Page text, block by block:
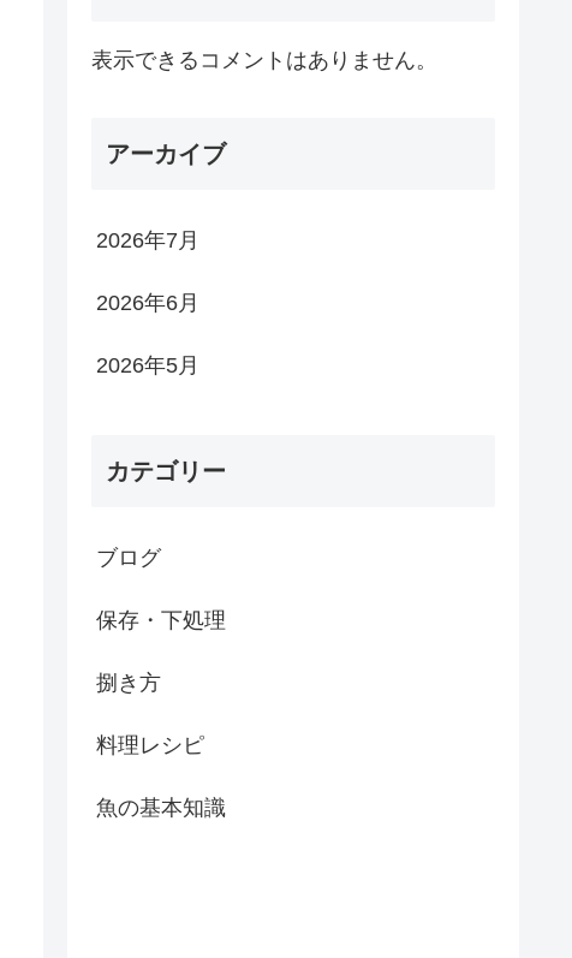
表示できるコメントはありません。
アーカイブ
2026年7月
2026年6月
2026年5月
カテゴリー
ブログ
保存・下処理
捌き方
料理レシピ
魚の基本知識